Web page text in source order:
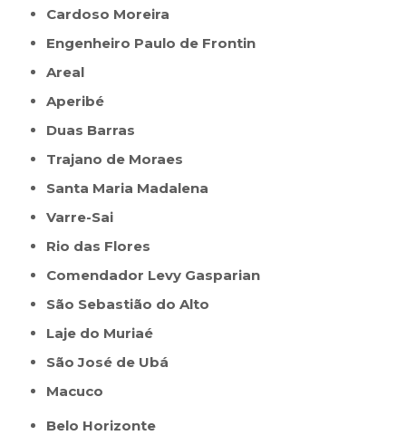
Cardoso Moreira
Engenheiro Paulo de Frontin
Areal
Aperibé
Duas Barras
Trajano de Moraes
Santa Maria Madalena
Varre-Sai
Rio das Flores
Comendador Levy Gasparian
São Sebastião do Alto
Laje do Muriaé
São José de Ubá
Macuco
Belo Horizonte